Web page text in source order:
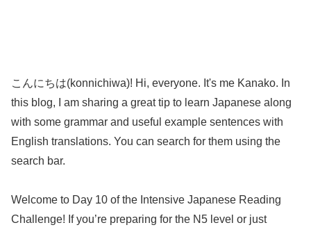
こんにちは(konnichiwa)! Hi, everyone. It's me Kanako. In
this blog, I am sharing a great tip to learn Japanese along
with some grammar and useful example sentences with
English translations. You can search for them using the
search bar.
Welcome to Day 10 of the Intensive Japanese Reading
Challenge! If you’re preparing for the N5 level or just